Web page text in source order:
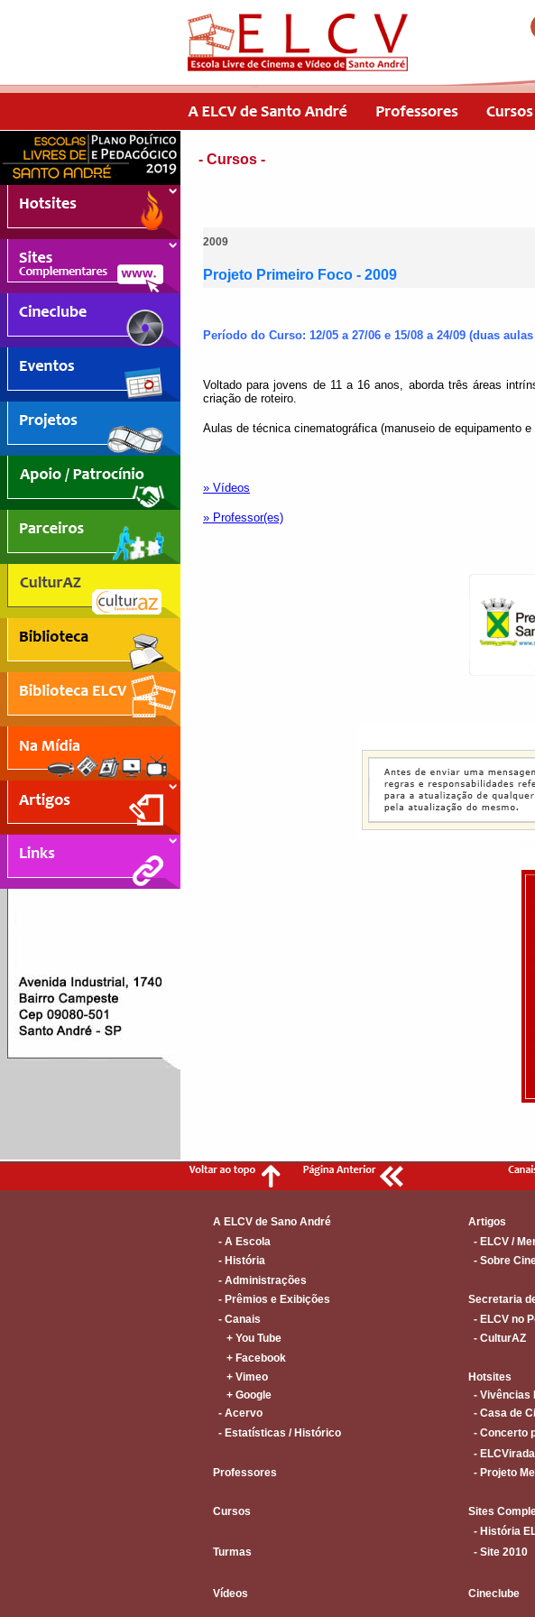
- Cursos -
2009
Projeto Primeiro Foco - 2009
Período do Curso: 12/05 a 27/06 e 15/08 a 24/09 (duas
Voltado para jovens de 11 a 16 anos, aborda três áreas
criação de roteiro.
Aulas de técnica cinematográfica (manuseio de equipamento
» Vídeos
» Professor(es)
A ELCV de Sano André Artigos
- A Escola
- ELCV /
- História
- Sobre
- Administrações
- Prêmios e Exibições
Secretaria
- Canais
- ELCV no
+ You Tube
- CulturAZ
+ Facebook
+ Vimeo
Hotsites
+ Google
- Vivências
- Acervo
- Casa de
- Estatísticas / Histórico
- Concerto
- ELCVirada
Professores
- Projeto
Cursos
Sites
- História
Turmas
- Site 2010
Vídeos Cineclube